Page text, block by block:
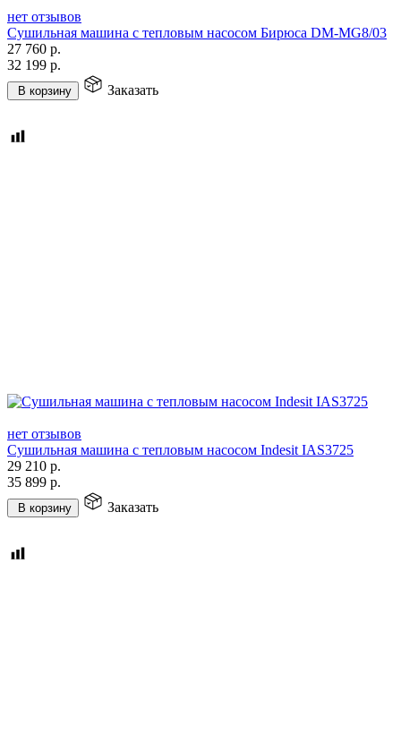
нет отзывов
Сушильная машина с тепловым насосом Бирюса DM-MG8/03
27 760 р.
32 199 р.
В корзину Заказать
нет отзывов
Сушильная машина с тепловым насосом Indesit IAS3725
29 210 р.
35 899 р.
В корзину Заказать